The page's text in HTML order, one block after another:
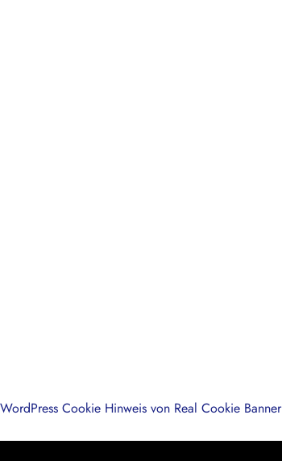
WordPress Cookie Hinweis von Real Cookie Banner